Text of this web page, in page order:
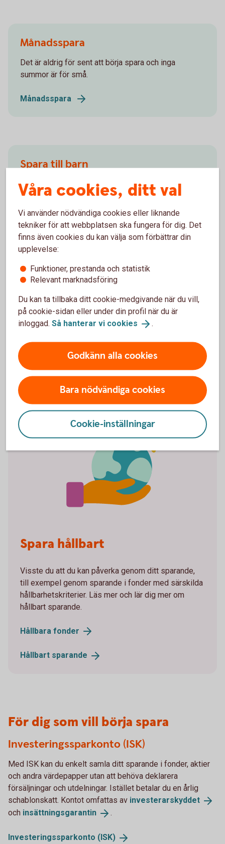
Månadsspara
Det är aldrig för sent att börja spara och inga
summor är för små.
Månadsspara
Spara till barn
Genom att spara i fonder ger du barnets pengar
möjlighet att växa.
Spara till barn
Spara till pensionen
Få tips på hur du kan påverka din pension. Kom igång
och spara till pensionen redan idag.
Spara tillpension
Spara hållbart
Visste du att du kan påverka genom ditt sparande,
till exempel genom sparande i fonder med särskilda
hållbarhetskriterier. Läs mer och lär dig mer om
hållbart sparande.
Hållbara fonder
Hållbart sparande
För dig som vill börja spara
Investeringssparkonto (ISK)
Med ISK kan du enkelt samla ditt sparande i fonder, aktier
och andra värdepapper utan att behöva deklarera
försäljningar och utdelningar. Istället betalar du en årlig
schablonskatt. Kontot omfattas av investerarskyddet
och insättningsgarantin .
Investeringssparkonto (ISK)
Våra cookies, ditt val
Vi använder nödvändiga cookies eller liknande
tekniker för att webbplatsen ska fungera för dig. Det
finns även cookies du kan välja som förbättrar din
upplevelse:
Funktioner, prestanda och statistik
Relevant marknadsföring
Du kan ta tillbaka ditt cookie-medgivande när du vill,
på cookie-sidan eller under din profil när du är
inloggad. Så hanterar vi cookies .
Godkänn alla cookies
Bara nödvändiga cookies
Cookie-inställningar